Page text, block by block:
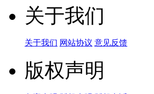
关于我们
关于我们 网站协议 意见反馈
版权声明